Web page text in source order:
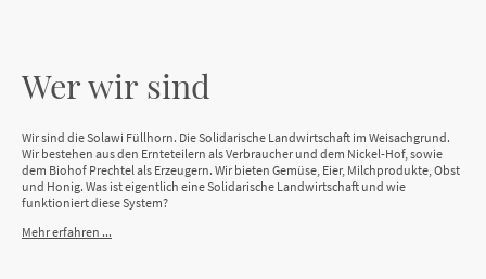
Wer wir sind
Wir sind die Solawi Füllhorn. Die Solidarische Landwirtschaft im Weisachgrund.
Wir bestehen aus den Ernteteilern als Verbraucher und dem Nickel-Hof, sowie
dem Biohof Prechtel als Erzeugern. Wir bieten Gemüse, Eier, Milchprodukte, Obst
und Honig. Was ist eigentlich eine Solidarische Landwirtschaft und wie
funktioniert diese System?
Mehr erfahren ...